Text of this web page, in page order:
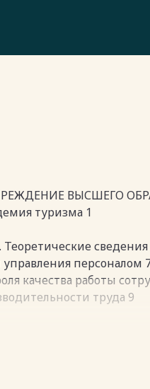
ВЫСШЕГО
туризма 1
сведения
персоналом
качества работы
труда 9